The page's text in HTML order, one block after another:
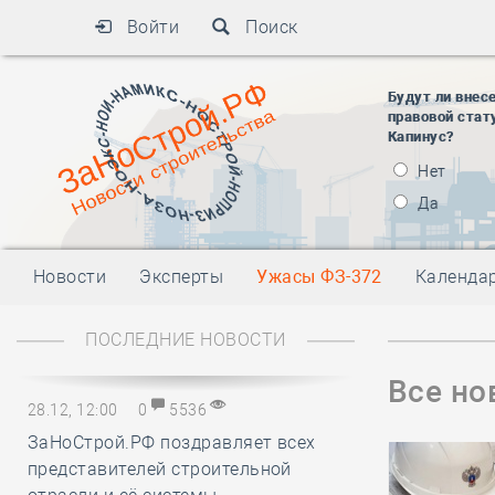
Войти Поиск
Будут ли
правовой
Капинус?
Нет
Да
Новости Эксперты Ужасы ФЗ-372
ПОСЛЕДНИЕ НОВОСТИ
28.12, 12:00 0 5536
ЗаНоСтрой.РФ поздравляет всех
представителей строительной
Все